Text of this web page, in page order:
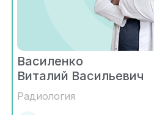
Василенко
Виталий Васильевич
Радиология